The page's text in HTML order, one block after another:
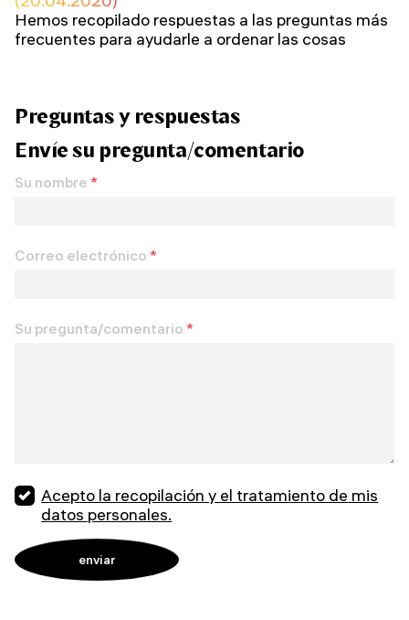
Hemos recopilado respuestas a las preguntas más
frecuentes para ayudarle a ordenar las cosas
Preguntas y respuestas
Envíe su pregunta/comentario
Su nombre *
Correo electrónico *
Su pregunta/comentario *
Acepto la recopilación y el tratamiento de mis
datos personales.